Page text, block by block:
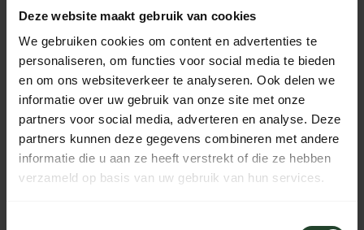
Deze website maakt gebruik van cookies
We gebruiken cookies om content en advertenties te
personaliseren, om functies voor social media te bieden
en om ons websiteverkeer te analyseren. Ook delen we
informatie over uw gebruik van onze site met onze
partners voor social media, adverteren en analyse. Deze
partners kunnen deze gegevens combineren met andere
informatie die u aan ze heeft verstrekt of die ze hebben
verzameld op basis van uw gebruik van hun services.
Bestellungen von Mo bis Fr vor 17:00 Uhr werden noch am
selben Tag versandt.
Jeden Tag von 10:00 bis 20:00 Uhr per Chat, Telefon oder
E-Mail erreichbar.
PRODUKTBESCHREIBUNG